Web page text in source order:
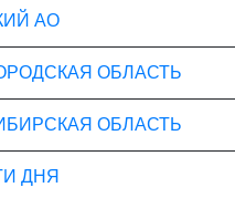
АО
ОБЛАСТЬ
ОБЛАСТЬ
ДНЯ